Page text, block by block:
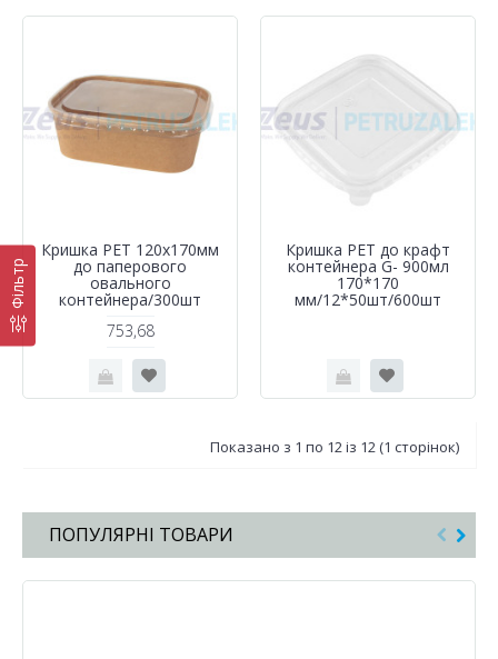
Фільтр
Кришка РЕТ 120х170мм
до паперового
овального
контейнера/300шт
753,68
Кришка РЕТ до крафт
контейнера G- 900мл
170*170
мм/12*50шт/600шт
Показано з 1 по 12 із 12 (1 сторінок)
ПОПУЛЯРНІ ТОВАРИ